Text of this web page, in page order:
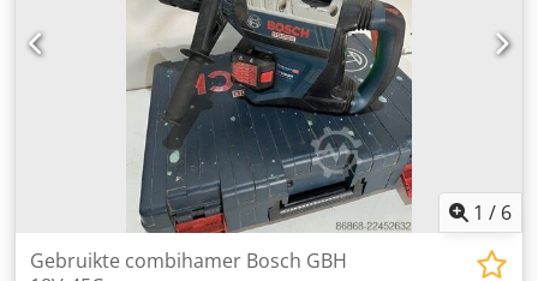
1 / 6
Gebruikte combihamer Bosch GBH